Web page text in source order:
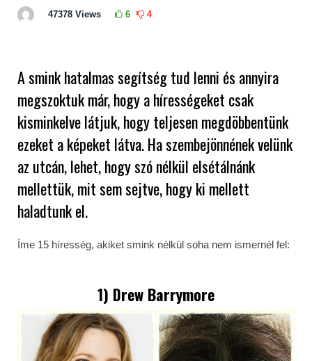
47378 Views 6 4
A smink hatalmas segítség tud lenni és annyira
megszoktuk már, hogy a hírességeket csak
kisminkelve látjuk, hogy teljesen megdöbbentünk
ezeket a képeket látva. Ha szembejönnének velünk
az utcán, lehet, hogy szó nélkül elsétálnánk
mellettük, mit sem sejtve, hogy ki mellett
haladtunk el.
Íme 15 híresség, akiket smink nélkül soha nem ismernél fel:
1) Drew Barrymore